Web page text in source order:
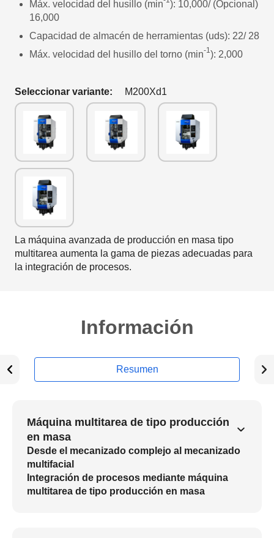
Máx. velocidad del husillo (min
): 10,000/ (Opcional)
16,000
Capacidad de almacén de herramientas (uds): 22/ 28
Máx. velocidad del husillo del torno (min-1): 2,000
Seleccionar variante: M200Xd1
La máquina avanzada de producción en masa tipo
multitarea aumenta la gama de piezas adecuadas para
la integración de procesos.
Información
Resumen
Máquina multitarea de tipo producción
en masa
Desde el mecanizado complejo al mecanizado
multifacial
Integración de procesos mediante máquina
multitarea de tipo producción en masa